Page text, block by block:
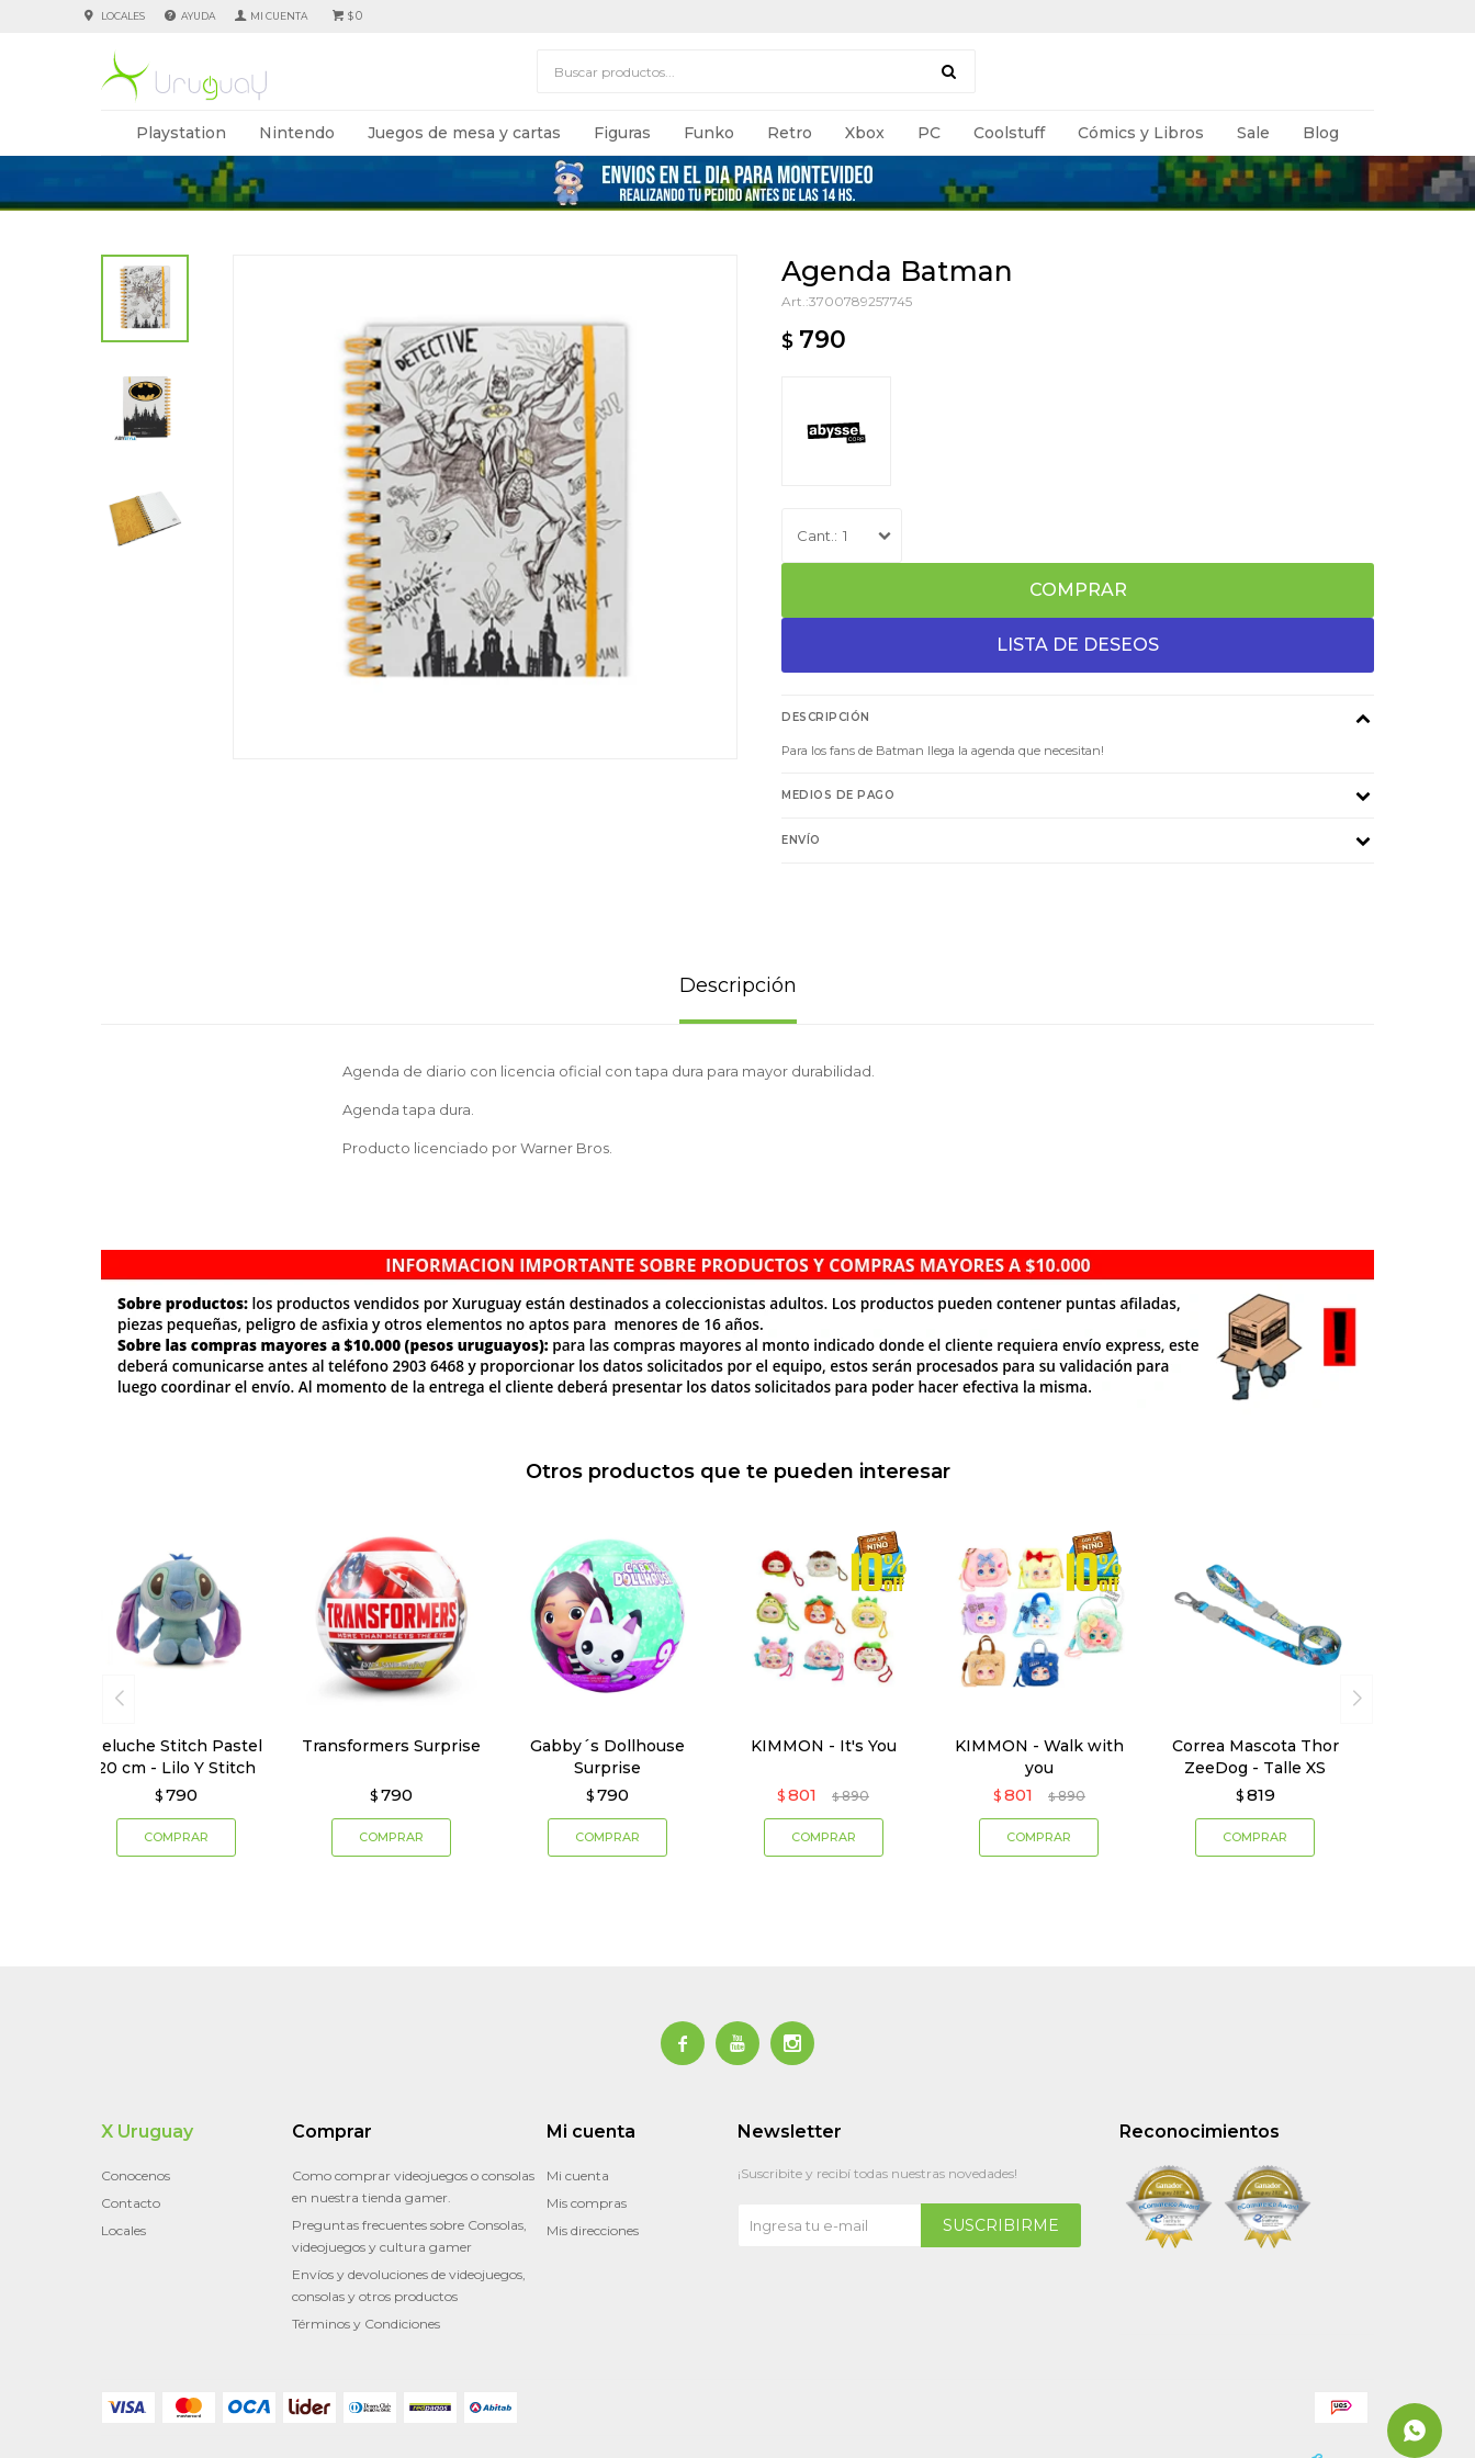
Playstation Nintendo Juegos de mesa y cartas Figuras Funko Retro Xbox PC Coolstuff Cómics y Libros Sale Blog
$0
LOCALES AYUDA
Agenda Batman
3700789257745
$ 790
1
COMPRAR
DESCRIPCIÓN
Para los fans de Batman llega la agenda que necesitan!
MEDIOS DE PAGO
ENVÍO
Descripción
Agenda de diario con licencia oficial con tapa dura para mayor durabilidad.
Agenda tapa dura.
Producto licenciado por Warner Bros.
Otros productos que te pueden interesar
Peluche Stitch Pastel
20 cm - Lilo Y Stitch
$ 790
Transformers Surprise
$ 790
Gabby´s Dollhouse
Surprise
$ 790
KIMMON - It's You
$ 801 $ 890
KIMMON - Walk with
you
$ 801 $ 890
Correa Mascota Thor
ZeeDog - Talle XS
$ 819
  
Reconocimientos
X Uruguay
Conocenos
Contacto
Locales
Comprar
Como comprar videojuegos o consolas
en nuestra tienda gamer.
Preguntas frecuentes sobre Consolas,
videojuegos y cultura gamer
Envíos y devoluciones de videojuegos,
consolas y otros productos
Términos y Condiciones
Mi cuenta
Mi cuenta
Mis compras
Mis direcciones
Newsletter
¡Suscribite y recibí todas nuestras novedades!
SUSCRIBIRME